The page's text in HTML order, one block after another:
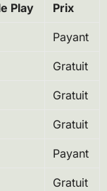
Play Prix
Payant
Gratuit
Gratuit
Gratuit
Payant
Gratuit